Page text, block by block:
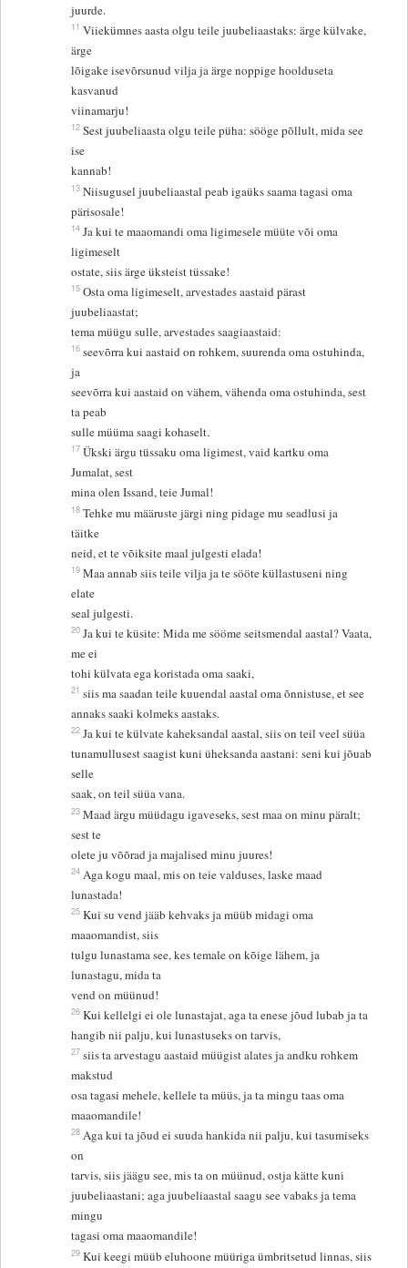
juurde.
11 Viiekümnes aasta olgu teile juubeliaastaks: ärge külvake,
ärge
lõigake isevõrsunud vilja ja ärge noppige hoolduseta
kasvanud
viinamarju!
12 Sest juubeliaasta olgu teile püha: sööge põllult, mida see
ise
kannab!
13 Niisugusel juubeliaastal peab igaüks saama tagasi oma
pärisosale!
14 Ja kui te maaomandi oma ligimesele müüte või oma
ligimeselt
ostate, siis ärge üksteist tüssake!
15 Osta oma ligimeselt, arvestades aastaid pärast
juubeliaastat;
tema müügu sulle, arvestades saagiaastaid:
16 seevõrra kui aastaid on rohkem, suurenda oma ostuhinda,
ja
seevõrra kui aastaid on vähem, vähenda oma ostuhinda, sest
ta peab
sulle müüma saagi kohaselt.
17 Ükski ärgu tüssaku oma ligimest, vaid kartku oma
Jumalat, sest
mina olen Issand, teie Jumal!
18 Tehke mu määruste järgi ning pidage mu seadlusi ja
täitke
neid, et te võiksite maal julgesti elada!
19 Maa annab siis teile vilja ja te sööte küllastuseni ning
elate
seal julgesti.
20 Ja kui te küsite: Mida me sööme seitsmendal aastal? Vaata,
me ei
tohi külvata ega koristada oma saaki,
21 siis ma saadan teile kuuendal aastal oma õnnistuse, et see
annaks saaki kolmeks aastaks.
22 Ja kui te külvate kaheksandal aastal, siis on teil veel süüa
tunamullusest saagist kuni üheksanda aastani: seni kui jõuab
selle
saak, on teil süüa vana.
23 Maad ärgu müüdagu igaveseks, sest maa on minu päralt;
sest te
olete ju võõrad ja majalised minu juures!
24 Aga kogu maal, mis on teie valduses, laske maad
lunastada!
25 Kui su vend jääb kehvaks ja müüb midagi oma
maaomandist, siis
tulgu lunastama see, kes temale on kõige lähem, ja
lunastagu, mida ta
vend on müünud!
26 Kui kellelgi ei ole lunastajat, aga ta enese jõud lubab ja ta
hangib nii palju, kui lunastuseks on tarvis,
27 siis ta arvestagu aastaid müügist alates ja andku rohkem
makstud
osa tagasi mehele, kellele ta müüs, ja ta mingu taas oma
maaomandile!
28 Aga kui ta jõud ei suuda hankida nii palju, kui tasumiseks
on
tarvis, siis jäägu see, mis ta on müünud, ostja kätte kuni
juubeliaastani; aga juubeliaastal saagu see vabaks ja tema
mingu
tagasi oma maaomandile!
29 Kui keegi müüb eluhoone müüriga ümbritsetud linnas, siis